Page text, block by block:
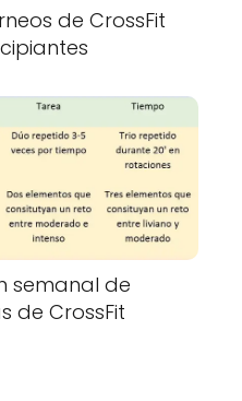
de CrossFit
semanal de
de CrossFit